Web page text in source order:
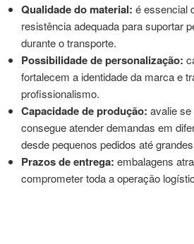
Qualidade do material: é essencial
resistência adequada para suportar
durante o transporte.
Possibilidade de personalização:
fortalecem a identidade da marca e
profissionalismo.
Capacidade de produção: avalie
consegue atender demandas em
desde pequenos pedidos até
Prazos de entrega: embalagens
comprometer toda a operação